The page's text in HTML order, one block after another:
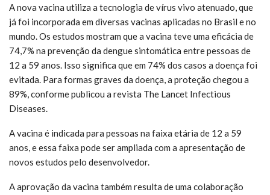
A nova vacina utiliza a tecnologia de vírus vivo atenuado, que
já foi incorporada em diversas vacinas aplicadas no Brasil e no
mundo. Os estudos mostram que a vacina teve uma eficácia de
74,7% na prevenção da dengue sintomática entre pessoas de
12 a 59 anos. Isso significa que em 74% dos casos a doença foi
evitada. Para formas graves da doença, a proteção chegou a
89%, conforme publicou a revista The Lancet Infectious
Diseases.
A vacina é indicada para pessoas na faixa etária de 12 a 59
anos, e essa faixa pode ser ampliada com a apresentação de
novos estudos pelo desenvolvedor.
A aprovação da vacina também resulta de uma colaboração